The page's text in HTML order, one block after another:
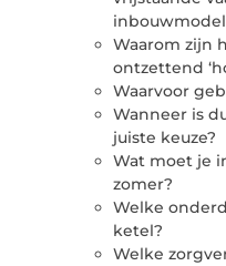
inbouwmodel
Waarom zijn
ontzettend
Waarvoor
Wanneer is
juiste keuze?
Wat moet je
zomer?
Welke
ketel?
Welke